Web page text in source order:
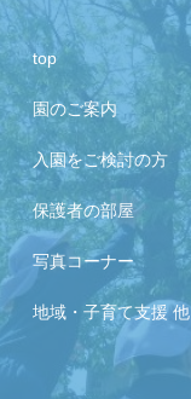
top
園のご案内
入園をご検討の方
保護者の部屋
写真コーナー
地域・子育て支援 他